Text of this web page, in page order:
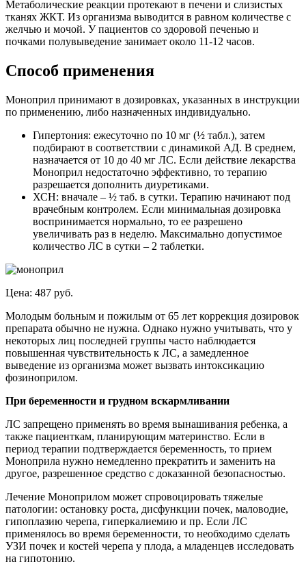
Метаболические реакции протекают в печени и слизистых
тканях ЖКТ. Из организма выводится в равном количестве с
желчью и мочой. У пациентов со здоровой печенью и
почками полувыведение занимает около 11-12 часов.
Способ применения
Моноприл принимают в дозировках, указанных в инструкции
по применению, либо назначенных индивидуально.
Гипертония: ежесуточно по 10 мг (½ табл.), затем
подбирают в соответствии с динамикой АД. В среднем,
назначается от 10 до 40 мг ЛС. Если действие лекарства
Моноприл недостаточно эффективно, то терапию
разрешается дополнить диуретиками.
ХСН: вначале – ½ таб. в сутки. Терапию начинают под
врачебным контролем. Если минимальная дозировка
воспринимается нормально, то ее разрешено
увеличивать раз в неделю. Максимально допустимое
количество ЛС в сутки – 2 таблетки.
Цена: 487 руб.
Молодым больным и пожилым от 65 лет коррекция дозировок
препарата обычно не нужна. Однако нужно учитывать, что у
некоторых лиц последней группы часто наблюдается
повышенная чувствительность к ЛС, а замедленное
выведение из организма может вызвать интоксикацию
фозиноприлом.
При беременности и грудном вскармливании
ЛС запрещено применять во время вынашивания ребенка, а
также пациенткам, планирующим материнство. Если в
период терапии подтверждается беременность, то прием
Моноприла нужно немедленно прекратить и заменить на
другое, разрешенное средство с доказанной безопасностью.
Лечение Моноприлом может спровоцировать тяжелые
патологии: остановку роста, дисфункции почек, маловодие,
гипоплазию черепа, гиперкалиемию и пр. Если ЛС
применялось во время беременности, то необходимо сделать
УЗИ почек и костей черепа у плода, а младенцев исследовать
на гипотонию.